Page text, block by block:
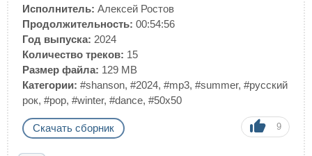
Исполнитель: Алексей Ростов
Продолжительность: 00:54:56
Год выпуска: 2024
Количество треков: 15
Размер файла: 129 MB
Категории: #shanson, #2024, #mp3, #summer, #русский
рок, #pop, #winter, #dance, #50x50
Скачать сборник 9